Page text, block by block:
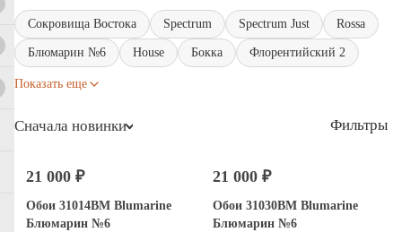
Сокровища Востока Spectrum Spectrum Just Rossa
Блюмарин №6 House Бокка Флорентийский 2
Показать еще
Сначала новинки Фильтры
21 000 ₽
Обои 31014BM Blumarine
Блюмарин №6
21 000 ₽
Обои 31030BM Blumarine
Блюмарин №6